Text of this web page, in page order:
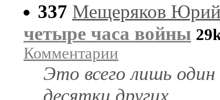
337 Мещеряков Юрий
четыре часа войны
Комментарии
Это всего лишь
десятки других...